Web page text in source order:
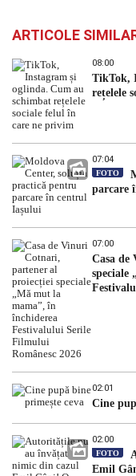
ARTICOLE
08:00
TikTok,
rețelele
07:04
FOTO
parcare
07:00
Casa
speciale
02:01
Cine
02:00
FOTO
Emil